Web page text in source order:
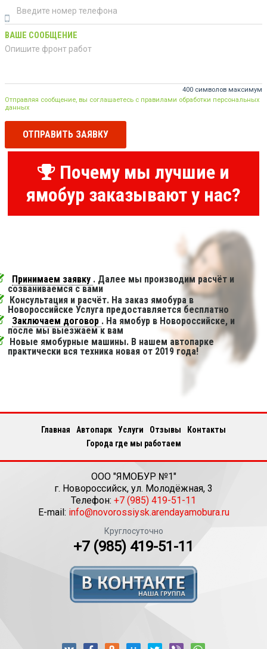
ВАШЕ СООБЩЕНИЕ
400 символов максимум
Отправляя сообщение, вы соглашаетесь с правилами обработки персональных
данных
ОТПРАВИТЬ ЗАЯВКУ
Почему мы лучшие и
ямобур заказывают у нас?
Принимаем заявку . Далее мы производим расчёт и
созваниваемся с вами
Консультация и расчёт. На заказ ямобура в
Новороссийске Услуга предоставляется бесплатно
Заключаем договор . На ямобур в Новороссийске, и
после мы выезжаем к вам
Новые ямобурные машины. В нашем автопарке
практически вся техника новая от 2019 года!
Главная Автопарк Услуги Отзывы
Контакты
Города где мы работаем
ООО "ЯМОБУР №1"
г. Новороссийск, ул. Молодёжная, 3
Телефон: +7 (985) 419-51-11
E-mail: info@novorossiysk.arendayamobura.ru
Круглосуточно
+7 (985) 419-51-11